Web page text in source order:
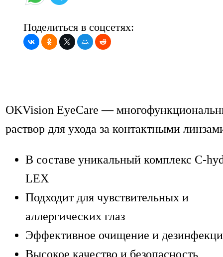
Поделиться в соцсетях:
OKVision EyeCare —
раствор для ухода за контактными
В составе уникальный комплекс C-
LEX
Подходит для чувствительных и
аллергических глаз
Эффективное очищение и
Высокое качество и безопасность